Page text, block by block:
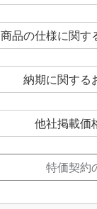
商品の仕様に関す
納期に関する
他社掲載価
特価契約